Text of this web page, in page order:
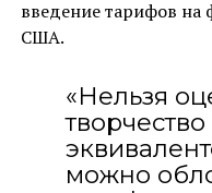
введение тарифов
США.
«Нельзя
можно